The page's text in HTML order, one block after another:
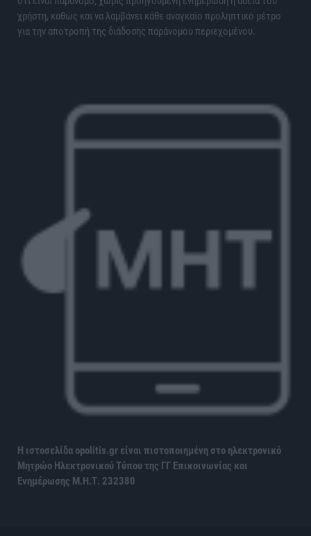
χρήστη, καθώς και να λαμβάνει κάθε αναγκαίο προληπτικό μέτρο
για την αποτροπή της διάδοσης παράνομου περιεχομένου.
Η ιστοσελίδα opolitis.gr είναι πιστοποιημένη στο ηλεκτρονικό
Μητρώο Ηλεκτρονικού Τύπου της ΓΓ Επικοινωνίας και
Ενημέρωσης Μ.Η.Τ. 232380